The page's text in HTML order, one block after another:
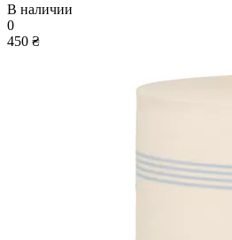
В наличии
0
450 ₴